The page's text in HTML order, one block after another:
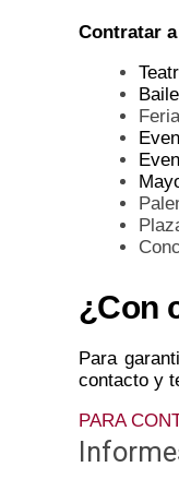
Contratar
¿Con
Para
contacto y
PARA